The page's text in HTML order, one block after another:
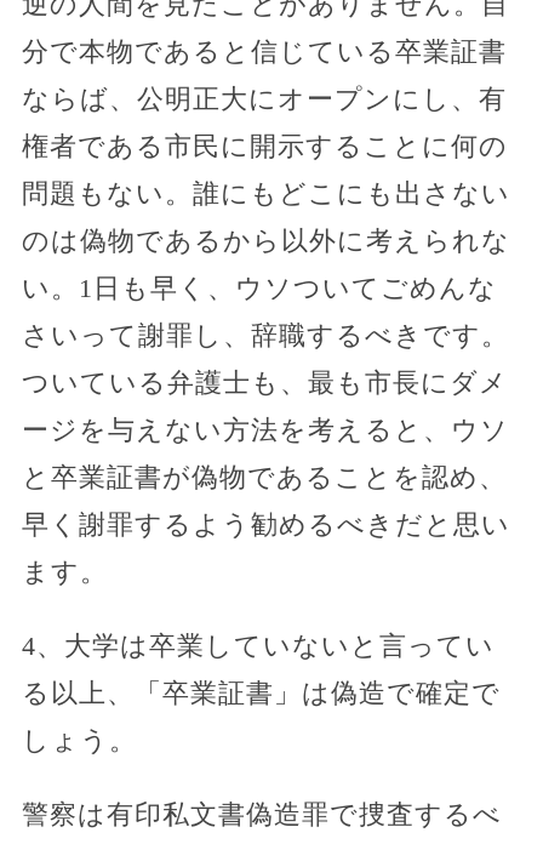
分で本物であると信じている卒業証書
ならば、公明正大にオープンにし、有
権者である市民に開示することに何の
問題もない。誰にもどこにも出さない
のは偽物であるから以外に考えられな
い。1日も早く、ウソついてごめんな
さいって謝罪し、辞職するべきです。
ついている弁護士も、最も市長にダメ
ージを与えない方法を考えると、ウソ
と卒業証書が偽物であることを認め、
早く謝罪するよう勧めるべきだと思い
ます。
4、大学は卒業していないと言ってい
る以上、「卒業証書」は偽造で確定で
しょう。
警察は有印私文書偽造罪で捜査するべ